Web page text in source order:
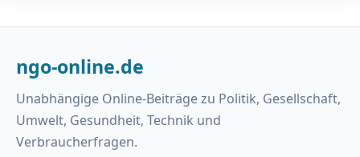
ngo-online.de
Unabhängige Online-Beiträge zu Politik, Gesellschaft,
Umwelt, Gesundheit, Technik und
Verbraucherfragen.